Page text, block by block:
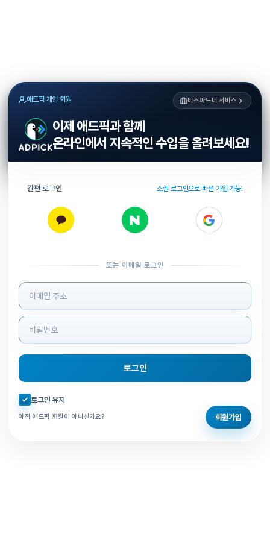
애드픽 개인 회원 비즈파트너 서비스
이제 애드픽과 함께
온라인에서 지속적인 수입을 올려보세요!
간편 로그인 소셜 로그인으로 빠른 가입 가능!
또는 이메일 로그인
로그인 정보 입력
로그인
자동로그인 체크
로그인 유지
아직 애드픽 회원이 아니신가요? 회원가입